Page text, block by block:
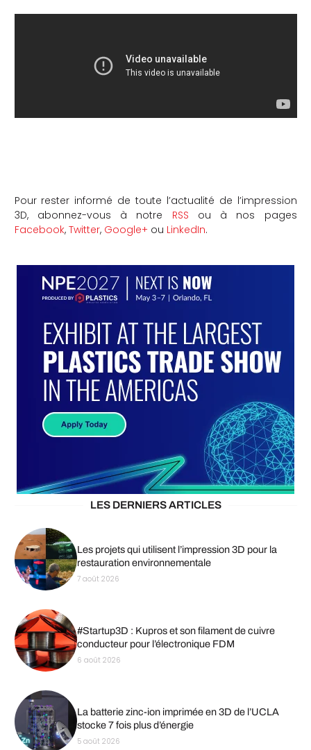
Pour rester informé de toute l’actualité de l’impression
3D, abonnez-vous à notre RSS ou à nos pages
Facebook, Twitter, Google+ ou LinkedIn.
LES DERNIERS ARTICLES
Les projets qui utilisent l’impression 3D pour la
restauration environnementale
7 août 2026
#Startup3D : Kupros et son filament de cuivre
conducteur pour l’électronique FDM
6 août 2026
La batterie zinc-ion imprimée en 3D de l’UCLA
stocke 7 fois plus d’énergie
5 août 2026